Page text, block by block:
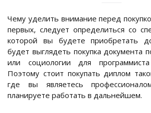
Чему уделить внимание перед
первых, следует определиться со
которой вы будете приобретать
будет выглядеть покупка документа
или социологии для
Поэтому стоит покупать диплом
где вы являетесь
планируете работать в дальнейшем.